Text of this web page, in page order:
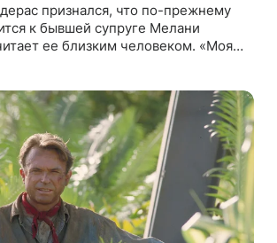
признался, что по-прежнему
к бывшей супруге Мелани
ее близким человеком. «Моя